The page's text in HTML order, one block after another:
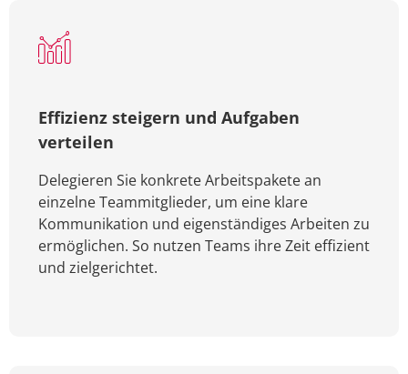
Effizienz steigern und Aufgaben
verteilen
Delegieren Sie konkrete Arbeitspakete an
einzelne Teammitglieder, um eine klare
Kommunikation und eigenständiges Arbeiten zu
ermöglichen. So nutzen Teams ihre Zeit effizient
und zielgerichtet.